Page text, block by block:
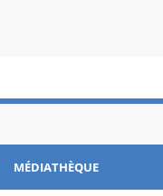
MÉDIATHÈQUE